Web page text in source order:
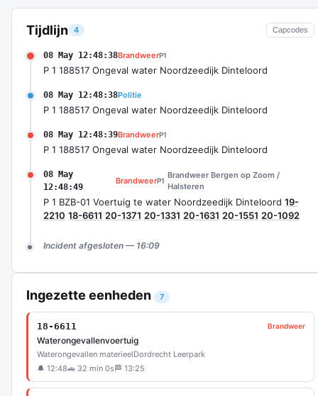
Tijdlijn 4 Capcodes
08 May 12:48:38BrandweerP1
P 1 188517 Ongeval water Noordzeedijk Dinteloord
08 May 12:48:38Politie
P 1 188517 Ongeval water Noordzeedijk Dinteloord
08 May 12:48:39BrandweerP1
P 1 188517 Ongeval water Noordzeedijk Dinteloord
08 May
12:48:49
BrandweerP1
Brandweer Bergen op Zoom /
Halsteren
P 1 BZB-01 Voertuig te water Noordzeedijk Dinteloord 19-
2210 18-6611 20-1371 20-1331 20-1631 20-1551 20-1092
Incident afgesloten — 16:09
Ingezette eenheden 7
18-6611 Brandweer
Waterongevallenvoertuig
Waterongevallen materieelDordrecht Leerpark
🔔 12:48🚗 32 min 0s 🏁 13:25